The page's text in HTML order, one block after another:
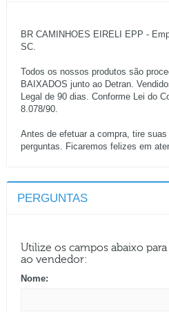
BR CAMINHOES EIRELI EPP -
SC.
Todos os nossos produtos são
BAIXADOS junto ao Detran.
Legal de 90 dias. Conforme Lei do
8.078/90.
Antes de efetuar a compra, tire
perguntas. Ficaremos felizes em
PERGUNTAS
Utilize os campos abaixo
ao vendedor:
Nome: